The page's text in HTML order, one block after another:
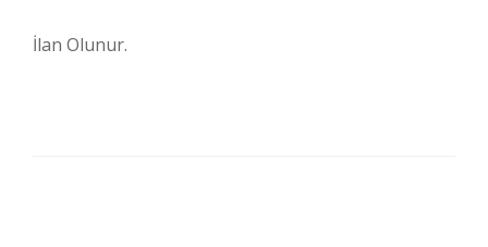
İlan Olunur.